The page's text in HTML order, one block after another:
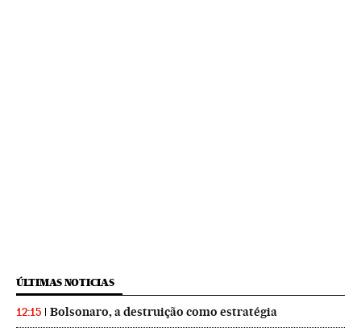
ÚLTIMAS NOTICIAS
12:15 Bolsonaro, a destruição como estratégia